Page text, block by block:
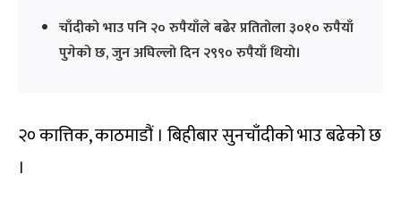
चाँदीको भाउ पनि २० रुपैयाँले बढेर प्रतितोला ३०१० रुपैयाँ
पुगेको छ, जुन अघिल्लो दिन २९९० रुपैयाँ थियो।
२० कात्तिक, काठमाडौं । बिहीबार सुनचाँदीको भाउ बढेको छ
।